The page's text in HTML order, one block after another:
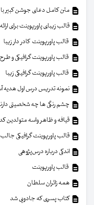
متن کامل دعای جوشن کبیر
قالب زیبای پاورپوینت برای
قالب پاورپوینت کادر دار زیبا
قالب پاورپوینت گرافیکی و طرح
قالب پاورپوینت گرافیکی زیبا
نمونه تدریس درس اول هدیه
چشم رنگی ها چه شخصیتی
قیافه و ظاهر واسه متولدین
قالب پاورپوینت گرافیکی جالب
اندکی درباره درس‌پژوهی
قالب پاورپوینت
همه زائران سلطان
کتاب پسری که جادویی شد